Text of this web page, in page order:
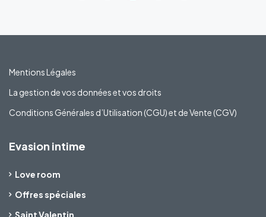
Mentions Légales
La gestion de vos données et vos droits
Conditions Générales d’Utilisation (CGU) et de Vente (CGV)
Evasion intime
Love room
Offres spéciales
Saint Valentin